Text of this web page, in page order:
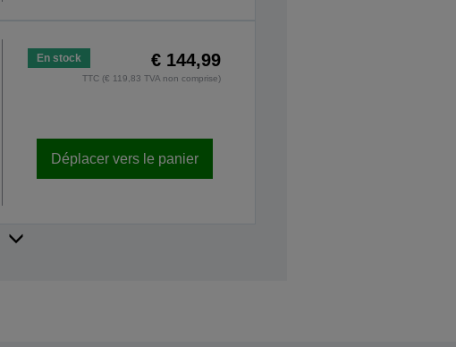
En stock € 144,99
TTC (€ 119,83 TVA non comprise)
Déplacer vers le panier